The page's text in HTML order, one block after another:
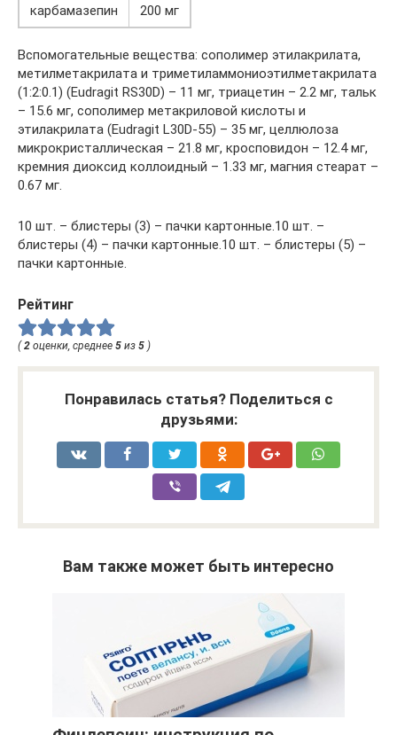
карбамазепин 200 мг
Вспомогательные вещества: сополимер этилакрилата,
метилметакрилата и триметиламмониоэтилметакрилата
(1:2:0.1) (Eudragit RS30D) – 11 мг, триацетин – 2.2 мг, тальк
– 15.6 мг, сополимер метакриловой кислоты и
этилакрилата (Eudragit L30D-55) – 35 мг, целлюлоза
микрокристаллическая – 21.8 мг, кросповидон – 12.4 мг,
кремния диоксид коллоидный – 1.33 мг, магния стеарат –
0.67 мг.
10 шт. – блистеры (3) – пачки картонные.10 шт. –
блистеры (4) – пачки картонные.10 шт. – блистеры (5) –
пачки картонные.
Рейтинг
( 2 оценки, среднее 5 из 5 )
Понравилась статья? Поделиться с
друзьями:
Вам также может быть интересно